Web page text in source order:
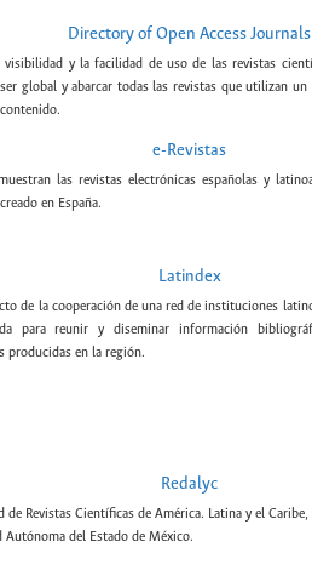
Directory of Open Access Journals
visibilidad y la facilidad de uso de las revistas
global y abarcar todas las revistas que utilizan
e-Revistas
las revistas electrónicas españolas y
en España.
Latindex
de la cooperación de una red de instituciones
para reunir y diseminar información
producidas en la región.
Redalyc
de Revistas Científicas de América. Latina y el
Autónoma del Estado de México.